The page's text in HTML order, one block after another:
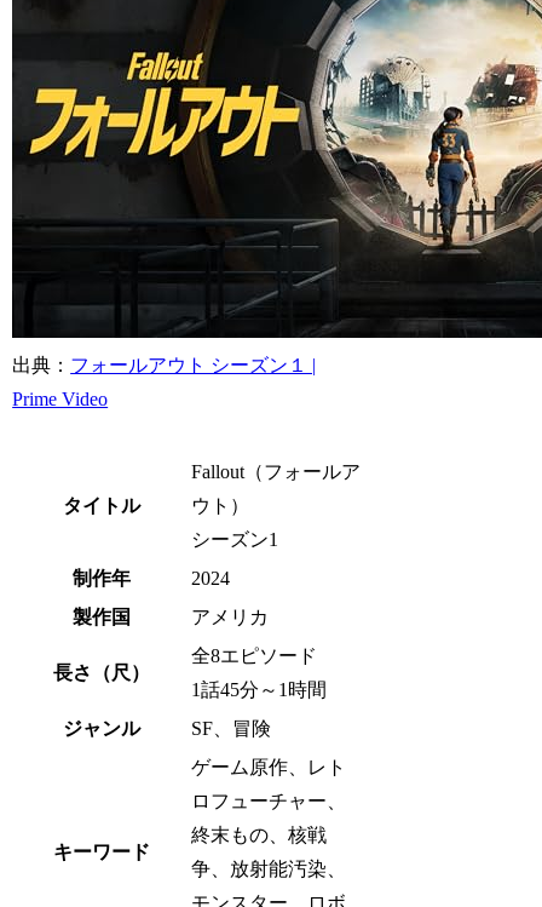
出典： フォールアウト シーズン１ |
Prime Video
タイトル
Fallout（フォールア
ウト）
シーズン1
制作年
2024
製作国
アメリカ
長さ（尺）
全8エピソード
1話45分～1時間
ジャンル
SF、冒険
キーワード
ゲーム原作、レト
ロフューチャー、
終末もの、核戦
争、放射能汚染、
モンスター、ロボ